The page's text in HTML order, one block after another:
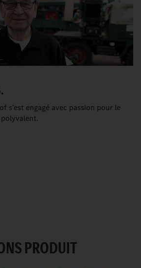
s’est engagé avec passion pour le
PRODUIT